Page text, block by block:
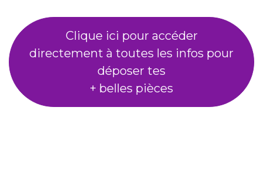
Clique ici pour accéder
directement à toutes les infos pour
déposer tes
+ belles pièces